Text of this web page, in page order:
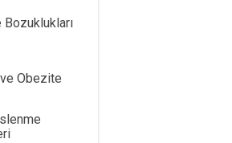
Bozuklukları
Obezite